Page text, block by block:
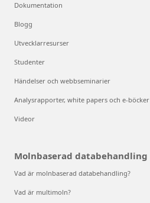
Dokumentation
Blogg
Utvecklarresurser
Studenter
Händelser och webbseminarier
Analysrapporter, white papers och e-böcker
Videor
Molnbaserad databehandling
Vad är molnbaserad databehandling?
Vad är multimoln?